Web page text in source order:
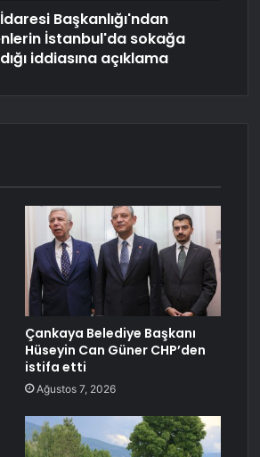
Başkanlığı'ndan
İstanbul'da sokağa
iddiasına açıklama
Çankaya Belediye Başkanı
Hüseyin Can Güner CHP’den
istifa etti
Ağustos 7, 2026